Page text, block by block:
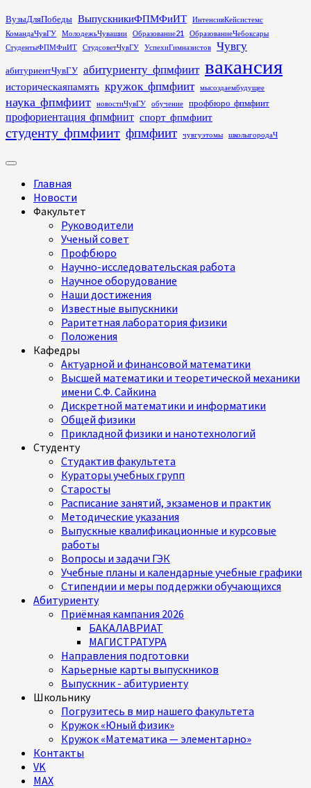
Перейти
к
содержимому
ВузыДляПобеды ВыпускникиФПМФиИТ
ИнтенсивКейсистемс
КомандаЧувГУ
МолодежьЧувашии Образование21
ОбразованиеЧебоксары
СтудентыФПМФиИТ
СтудсоветЧувГУ УспехиГимназистов Чувгу
абитуриентЧувГУ абитуриенту_фпмфиит вакансия
историческаяпамять кружок_фпмфиит мысоздаембудущее
наука_фпмфиит новостиЧувГУ обучение профбюро_фпмфиит
профориентация_фпмфиит спорт_фпмфиит
студенту_фпмфиит фпмфиит чувгуэтомы школыгородаЧ
Основное
Главная
Новости
Факультет
Руководители
Ученый совет
Профбюро
Научно-исследовательская работа
Научное оборудование
Наши достижения
Известные выпускники
Раритетная лаборатория физики
Положения
Кафедры
Актуарной и финансовой математики
Высшей математики и теоретической механики
имени С.Ф. Сайкина
Дискретной математики и информатики
Общей физики
Прикладной физики и нанотехнологий
Студенту
Студактив факультета
Кураторы учебных групп
Старосты
Расписание занятий, экзаменов и практик
Методические указания
Выпускные квалификационные и курсовые
работы
Вопросы и задачи ГЭК
Учебные планы и календарные учебные графики
Стипендии и меры поддержки обучающихся
Абитуриенту
Приёмная кампания 2026
БАКАЛАВРИАТ
МАГИСТРАТУРА
Направления подготовки
Карьерные карты выпускников
Выпускник - абитуриенту
Школьнику
Погрузитесь в мир нашего факультета
Кружок «Юный физик»
Кружок «Математика — элементарно»
Контакты
VK
MAX